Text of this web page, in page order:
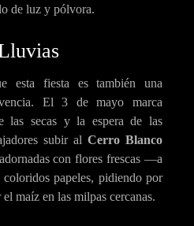
de luz y pólvora.
esta fiesta es también una
El 3 de mayo marca
las secas y la espera de las
subir al Cerro Blanco
con flores frescas —a
papeles, pidiendo por
maíz en las milpas cercanas.